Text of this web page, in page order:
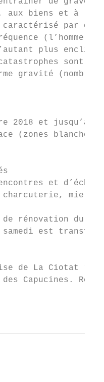
aux biens et
caractérisé par
plus
sont
énorme
2018 et
(zones
et
miel,
rénovation du
est
de La Ciotat
Capucines.